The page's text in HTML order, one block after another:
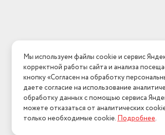
Мы используем файлы cookie и сервис
корректной работы сайта и анализа
кнопку «Согласен на обработку
даете согласие на использование
обработку данных с помощью сервиса
можете отказаться от аналитических
только необходимые cookie.Подробнее.